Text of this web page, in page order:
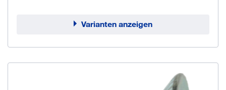
Varianten anzeigen